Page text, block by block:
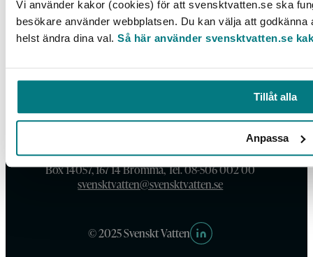
Vi använder kakor (cookies) för att svensktvatten.se ska
besökare använder webbplatsen. Du kan välja att
helst ändra dina val. Så här använder svensktvatten.se
Tillåt alla
Anpassa
Box 14057, 167 14 Bromma, Tel. 08-506 002 00
svensktvatten@svensktvatten.se
© 2025 Svenskt Vatten